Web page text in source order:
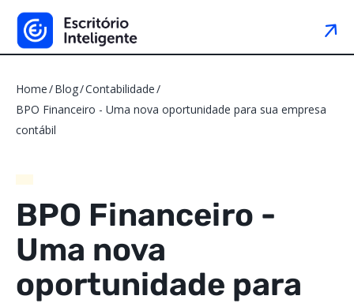
Home Blog Contabilidade
BPO Financeiro - Uma nova oportunidade para sua empresa
contábil
BPO Financeiro -
Uma nova
oportunidade para